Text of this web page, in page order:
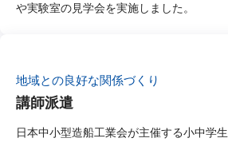
や実験室の見学会を実施しました。
地域との良好な関係づくり
講師派遣
日本中小型造船工業会が主催する小中学